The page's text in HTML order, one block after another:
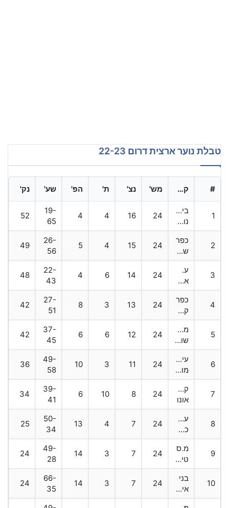
טבלת נוער ארצית דרום 22-23
# קבוצה מש' נצ' ת' הפ' שע' נק'
1
בית"ר
נורדיה
24
16
4
4
19-
65
52
2
כפר
שלם
24
15
4
5
26-
56
49
3
ע.
אשדוד
24
14
6
4
22-
43
48
4
כפר
קאסם
24
13
3
8
27-
51
42
5
מכבי
שוהם
24
12
6
6
37-
45
42
6
עירוני
מודיעין
24
11
3
10
49-
58
36
7
קרית
אונו
24
8
10
6
39-
41
34
8
עליה
כפ"ס
24
7
4
13
50-
34
25
9
מ.ס
טירה
24
7
3
14
49-
28
24
10
בני
אילת
24
7
3
14
66-
35
24